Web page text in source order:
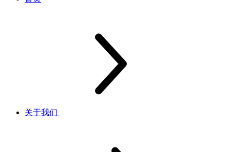
关于我们